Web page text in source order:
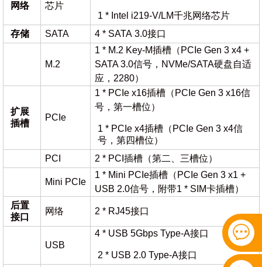
网络 芯片
1 * Intel i219-V/LM千兆网络芯片
存储
SATA 4 * SATA 3.0接口
M.2
1 * M.2 Key-M插槽（PCIe Gen 3 x4 +
SATA 3.0信号，NVMe/SATA硬盘自适
应，2280）
扩展
插槽
PCIe
1 * PCIe x16插槽（PCIe Gen 3 x16信
号，第一槽位）
1 * PCIe x4插槽（PCIe Gen 3 x4信
号，第四槽位）
PCI
2 * PCI插槽（第二、三槽位）
Mini PCIe
1 * Mini PCIe插槽（PCIe Gen 3 x1 +
USB 2.0信号，附带1 * SIM卡插槽）
后置
接口
网络 2 * RJ45接口
USB
4 * USB 5Gbps Type-A接口
2 * USB 2.0 Type-A接口